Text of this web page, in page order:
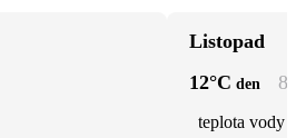
Listopad
12°C den 8
teplota vody